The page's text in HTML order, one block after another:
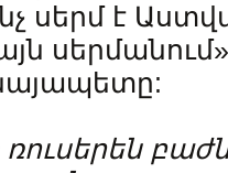
սերմ է
ռուսերեն